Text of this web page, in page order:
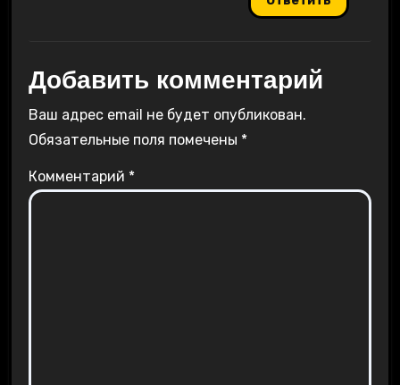
Добавить комментарий
Ваш адрес email не будет опубликован.
Обязательные поля помечены *
Комментарий *